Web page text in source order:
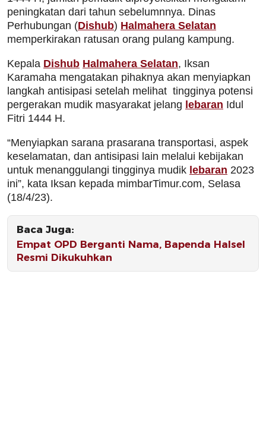
peningkatan dari tahun sebelumnnya. Dinas
Perhubungan (Dishub) Halmahera Selatan
memperkirakan ratusan orang pulang kampung.
Kepala Dishub Halmahera Selatan, Iksan
Karamaha mengatakan pihaknya akan menyiapkan
langkah antisipasi setelah melihat tingginya potensi
pergerakan mudik masyarakat jelang lebaran Idul
Fitri 1444 H.
“Menyiapkan sarana prasarana transportasi, aspek
keselamatan, dan antisipasi lain melalui kebijakan
untuk menanggulangi tingginya mudik lebaran 2023
ini”, kata Iksan kepada mimbarTimur.com, Selasa
(18/4/23).
Baca Juga:
Empat OPD Berganti Nama, Bapenda Halsel
Resmi Dikukuhkan